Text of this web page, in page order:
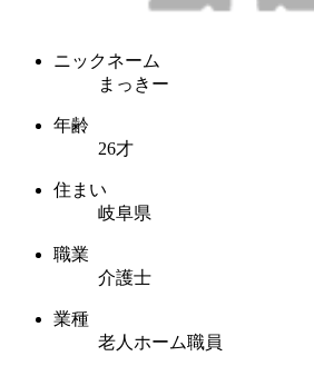
ニックネーム
まっきー
年齢
26才
住まい
岐阜県
職業
介護士
業種
老人ホーム職員